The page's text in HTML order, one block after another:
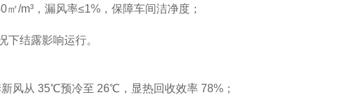
/m³，漏风率≤1%，保障车间洁净度；
下结露影响运行。
风从 35℃预冷至 26℃，显热回收效率 78%；